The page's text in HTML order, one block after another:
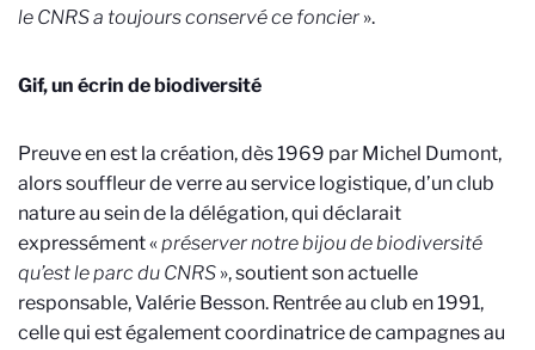
le CNRS a toujours conservé ce foncier ».
Gif, un écrin de biodiversité
Preuve en est la création, dès 1969 par Michel Dumont,
alors souffleur de verre au service logistique, d’un club
nature au sein de la délégation, qui déclarait
expressément «préserver notre bijou de biodiversité
qu’est le parc du CNRS », soutient son actuelle
responsable, Valérie Besson. Rentrée au club en 1991,
celle qui est également coordinatrice de campagnes au